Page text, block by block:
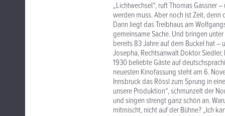
„Lichtwechsel“, ruft Thomas Gassner
werden muss. Aber noch ist Zeit, denn
Dann liegt das Treibhaus am
gemeinsame Sache. Und bringen
bereits 83 Jahre auf dem Buckel hat
Josepha, Rechtsanwalt Doktor
1930 beliebte Gäste auf
neuesten Kinofassung steht am 6.
Innsbruck das Rössl zum Sprung in
unsere Produktion“, schmunzelt der
und singen strengt ganz schön an.
mitmischt, nicht auf der Bühne? „Ich